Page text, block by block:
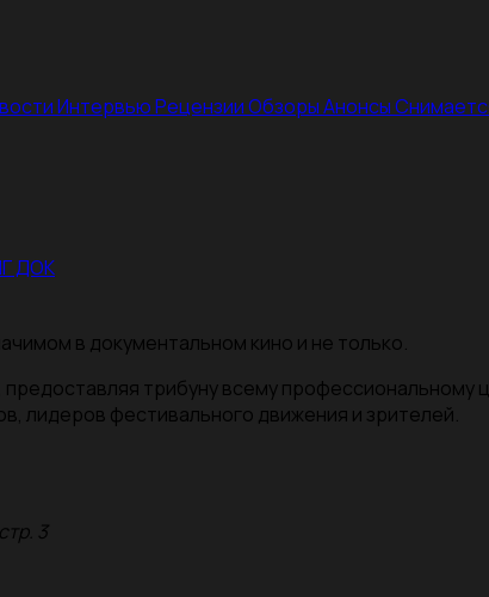
ИнтервьюРецензииОбзорыАнонсы
ДОК
в документальном кино и не только.
предоставляя трибуну всему
лидеров фестивального движения и зрителей.
3